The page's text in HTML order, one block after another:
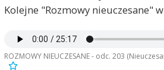
Kolejne "Rozmowy nieuczesane"
ROZMOWY NIEUCZESANE - odc. 203